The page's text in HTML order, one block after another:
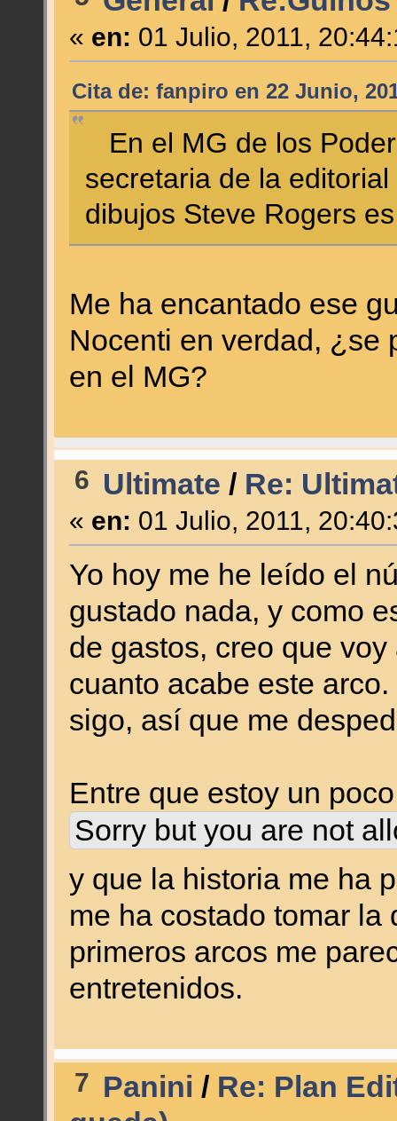
« en: 01 Julio, 2011,
Cita de: fanpiro en 22 Junio,
En el MG de los
secretaria de la
dibujos Steve Rogers
Me ha encantado ese
Nocenti en verdad, ¿se
en el MG?
6 Ultimate / Re:
« en: 01 Julio, 2011,
Yo hoy me he leído el
gustado nada, y como
de gastos, creo que
cuanto acabe este
sigo, así que me
Entre que estoy un
Sorry but you are not
y que la historia me ha
me ha costado tomar la
primeros arcos me
entretenidos.
7 Panini / Re: Plan